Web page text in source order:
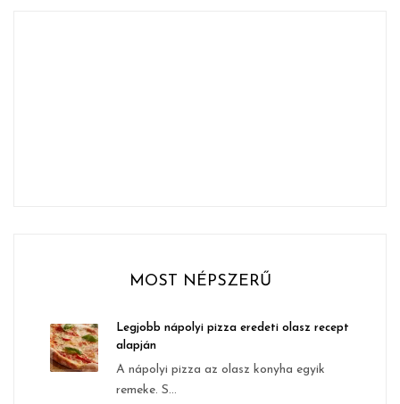
MOST NÉPSZERŰ
Legjobb nápolyi pizza eredeti olasz recept
alapján
A nápolyi pizza az olasz konyha egyik
remeke. S...